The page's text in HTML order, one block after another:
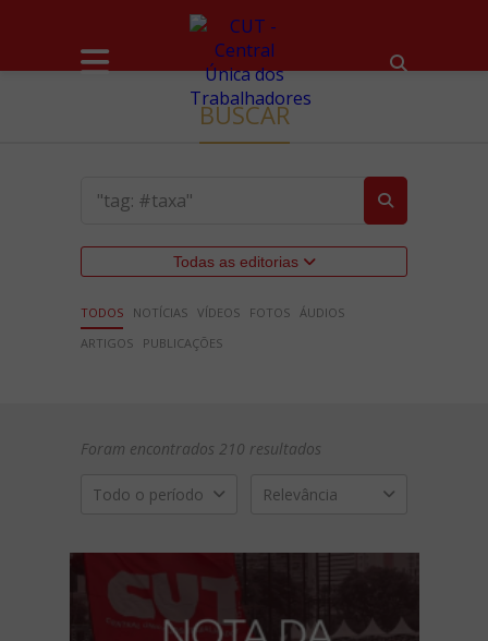
BUSCAR
Todas as editorias
TODOS NOTÍCIAS VÍDEOS FOTOS ÁUDIOS
ARTIGOS
PUBLICAÇÕES
Foram encontrados 210 resultados
Todo o período Relevância